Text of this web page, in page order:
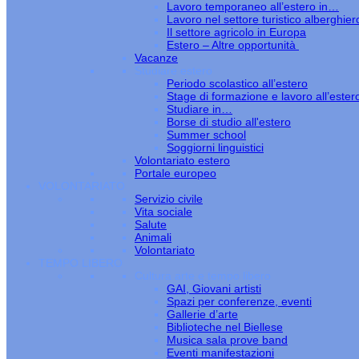
Lavoro temporaneo all’estero in…
Lavoro nel settore turistico
Il settore agricolo in Europa
Estero – Altre opportunità
Vacanze
Studiare estero
Periodo scolastico all’estero
Stage di formazione e lavoro
Studiare in…
Borse di studio all'estero
Summer school
Soggiorni linguistici
Volontariato estero
Portale europeo
VOLONTARIATO
Servizio civile
Vita sociale
Salute
Animali
Volontariato
TEMPO LIBERO
Cultura arte e tempo libero
GAI, Giovani artisti
Spazi per conferenze, eventi
Gallerie d’arte
Biblioteche nel Biellese
Musica sala prove band
Eventi manifestazioni